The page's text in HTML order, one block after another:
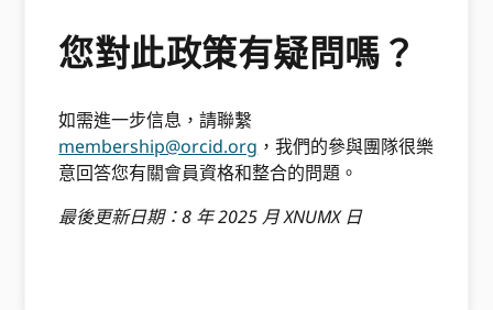
您對此政策有疑問嗎？
如需進一步信息，請聯繫
membership@orcid.org ，我們的參與團隊很樂
意回答您有關會員資格和整合的問題。
最後更新日期：8 年 2025 月 XNUMX 日